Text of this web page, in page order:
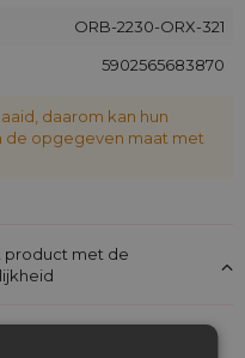
ORB-2230-ORX-321
5902565683870
daarom kan hun
de opgegeven maat met
product met de